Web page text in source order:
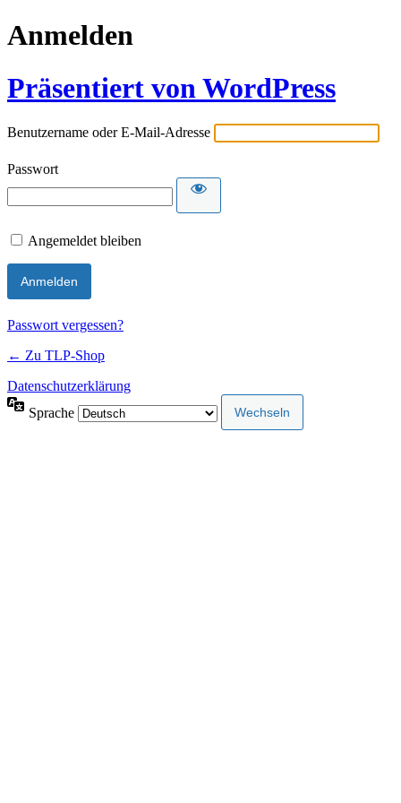
Anmelden
Präsentiert von WordPress
Benutzername oder E-Mail-Adresse
Passwort
Angemeldet bleiben
Passwort vergessen?
← Zu TLP-Shop
Datenschutzerklärung
Sprache